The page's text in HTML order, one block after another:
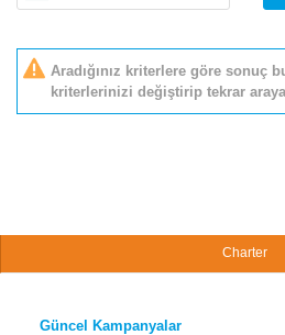
Aradığınız kriterlere göre sonuç
kriterlerinizi değiştirip tekrar
Charter
Güncel Kampanyalar